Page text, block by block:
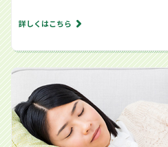
詳しくはこちら
女性に多い甲状腺の病気